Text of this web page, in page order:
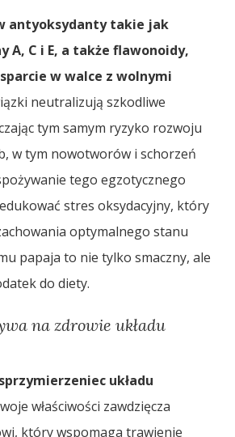
antyoksydanty takie jak
A, C i E, a także flawonoidy,
w walce z wolnymi
neutralizują szkodliwe
tym samym ryzyko rozwoju
w tym nowotworów i schorzeń
tego egzotycznego
stres oksydacyjny, który
optymalnego stanu
papaja to nie tylko smaczny, ale
do diety.
na zdrowie układu
układu
właściwości zawdzięcza
który wspomaga trawienie